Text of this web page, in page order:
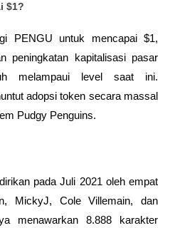
$1?
PENGU untuk mencapai $1,
peningkatan kapitalisasi pasar
melampaui level saat ini.
adopsi token secara massal
Pudgy Penguins.
pada Juli 2021 oleh empat
MickyJ, Cole Villemain, dan
menawarkan 8.888 karakter